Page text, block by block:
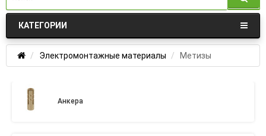
КАТЕГОРИИ
Электромонтажные материалы Метизы
Анкера